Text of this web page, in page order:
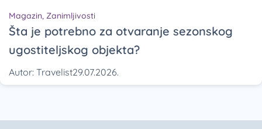
Magazin, Zanimljivosti
Šta je potrebno za otvaranje sezonskog
ugostiteljskog objekta?
Autor: Travelist29.07.2026.